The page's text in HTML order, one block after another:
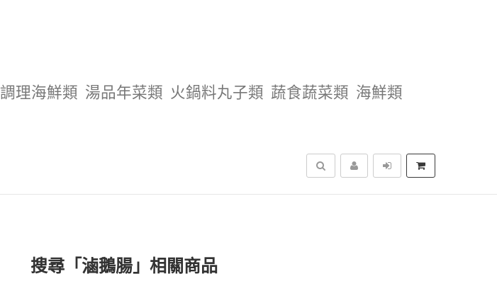
調理海鮮類 湯品年菜類 火鍋料丸子類 蔬食蔬菜類 海鮮類
搜尋
搜尋「滷鵝腸」相關商品